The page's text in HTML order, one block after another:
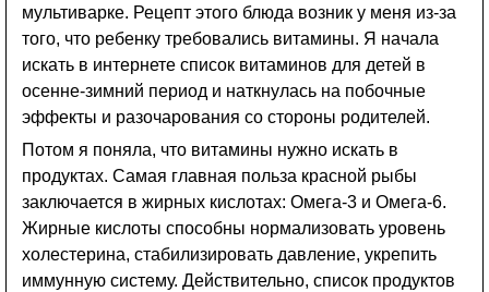
мультиварке. Рецепт этого блюда возник у меня из-за
того, что ребенку требовались витамины. Я начала
искать в интернете список витаминов для детей в
осенне-зимний период и наткнулась на побочные
эффекты и разочарования со стороны родителей.
Потом я поняла, что витамины нужно искать в
продуктах. Самая главная польза красной рыбы
заключается в жирных кислотах: Омега-3 и Омега-6.
Жирные кислоты способны нормализовать уровень
холестерина, стабилизировать давление, укрепить
иммунную систему. Действительно, список продуктов